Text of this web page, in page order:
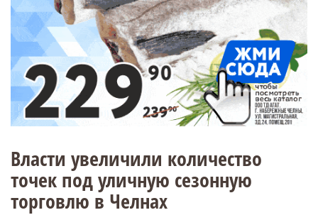
Власти увеличили количество
точек под уличную сезонную
торговлю в Челнах